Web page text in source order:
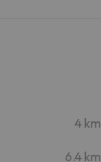
4 km
6.4 km